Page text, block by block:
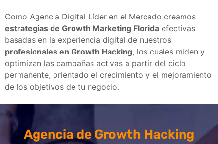
Como Agencia Digital Líder en el Mercado creamos
estrategias de Growth Marketing Florida efectivas
basadas en la experiencia digital de nuestros
profesionales en Growth Hacking, los cuales miden y
optimizan las campañas activas a partir del ciclo
permanente, orientado el crecimiento y el mejoramiento
de los objetivos de tu negocio.
Agencia de Growth Hacking